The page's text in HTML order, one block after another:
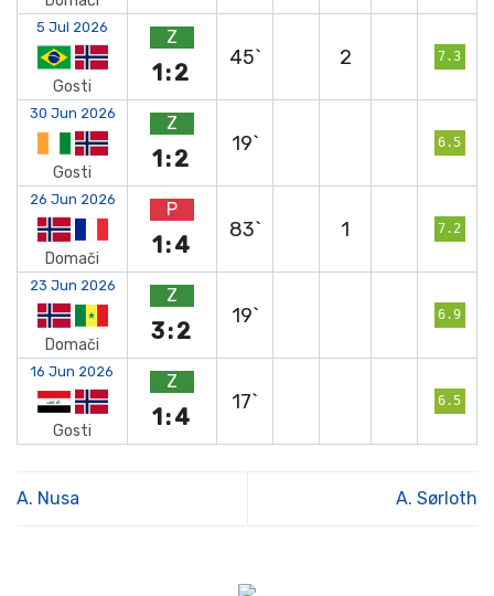
5 Jul 2026
Gosti
Z
1:2
45` 2 7.3
30 Jun 2026
Gosti
Z
1:2
19` 6.5
26 Jun 2026
Domači
P
1:4
83` 1 7.2
23 Jun 2026
Domači
Z
3:2
19` 6.9
16 Jun 2026
Gosti
Z
1:4
17` 6.5
A. Nusa A. Sørloth